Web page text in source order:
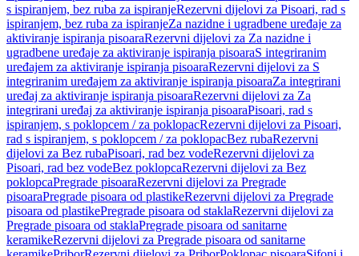
s ispiranjem, bez ruba za ispiranjeRezervni dijelovi za Pisoari, rad s
ispiranjem, bez ruba za ispiranjeZa nazidne i ugradbene uređaje za
aktiviranje ispiranja pisoaraRezervni dijelovi za Za nazidne i
ugradbene uređaje za aktiviranje ispiranja pisoaraS integriranim
uređajem za aktiviranje ispiranja pisoaraRezervni dijelovi za S
integriranim uređajem za aktiviranje ispiranja pisoaraZa integrirani
uređaj za aktiviranje ispiranja pisoaraRezervni dijelovi za Za
integrirani uređaj za aktiviranje ispiranja pisoaraPisoari, rad s
ispiranjem, s poklopcem / za poklopacRezervni dijelovi za Pisoari,
rad s ispiranjem, s poklopcem / za poklopacBez rubaRezervni
dijelovi za Bez rubaPisoari, rad bez vodeRezervni dijelovi za
Pisoari, rad bez vodeBez poklopcaRezervni dijelovi za Bez
poklopcaPregrade pisoaraRezervni dijelovi za Pregrade
pisoaraPregrade pisoara od plastikeRezervni dijelovi za Pregrade
pisoara od plastikePregrade pisoara od staklaRezervni dijelovi za
Pregrade pisoara od staklaPregrade pisoara od sanitarne
keramikeRezervni dijelovi za Pregrade pisoara od sanitarne